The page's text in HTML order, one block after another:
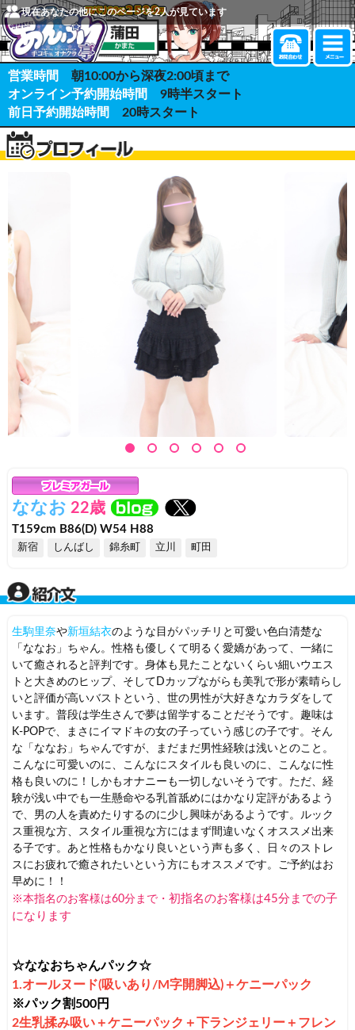
営業時間
朝10:00から深夜2:00頃まで
オンライン予約開始時間
9時半スタート
前日予約開始時間
20時スタート
ななお 22歳
T159cm B86(D) W54 H88
新宿 しんばし 錦糸町 立川 町田
生駒里奈や新垣結衣のような目がパッチリと可愛い色白清楚な
「ななお」ちゃん。性格も優しくて明るく愛嬌があって、一緒に
いて癒されると評判です。身体も見たことないくらい細いウエス
トと大きめのヒップ、そしてDカップながらも美乳で形が素晴らし
いと評価が高いバストという、世の男性が大好きなカラダをして
います。普段は学生さんで夢は留学することだそうです。趣味は
K-POPで、まさにイマドキの女の子っていう感じの子です。そん
な「ななお」ちゃんですが、まだまだ男性経験は浅いとのこと。
こんなに可愛いのに、こんなにスタイルも良いのに、こんなに性
格も良いのに！しかもオナニーも一切しないそうです。ただ、経
験が浅い中でも一生懸命やる乳首舐めにはかなり定評があるよう
で、男の人を責めたりするのに少し興味があるようです。ルック
ス重視な方、スタイル重視な方にはまず間違いなくオススメ出来
る子です。あと性格もかなり良いという声も多く、日々のストレ
スにお疲れで癒されたいという方にもオススメです。ご予約はお
早めに！！
※本指名のお客様は60分まで・ 初指名のお客様は45分までの子
になります
☆ななおちゃんパック☆
1.オールヌード(吸いあり/M字開脚込)＋ケニーパック
※パック割500円
2生乳揉み吸い ＋ケニーパック ＋ 下ランジェリー ＋ フレン
現在あなたの他にこのページを2人が見ています